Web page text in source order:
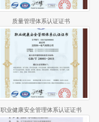
质量管理体系认证证书
职业健康安全管理体系认证证书